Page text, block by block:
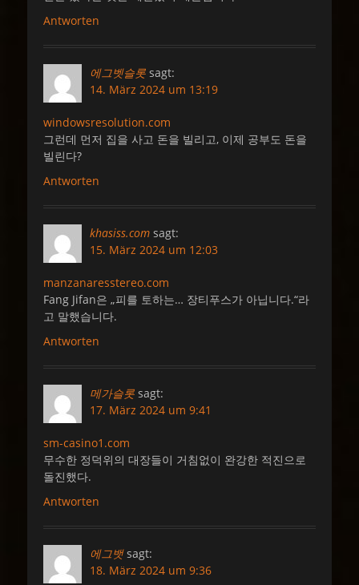
Antworten
에그벳슬롯 sagt:
14. März 2024 um 13:19
windowsresolution.com
그런데 먼저 집을 사고 돈을 빌리고, 이제 공부도 돈을
빌린다?
Antworten
khasiss.com sagt:
15. März 2024 um 12:03
manzanaresstereo.com
Fang Jifan은 „피를 토하는… 장티푸스가 아닙니다.“라
고 말했습니다.
Antworten
메가슬롯 sagt:
17. März 2024 um 9:41
sm-casino1.com
무수한 정덕위의 대장들이 거침없이 완강한 적진으로
돌진했다.
Antworten
에그뱃 sagt:
18. März 2024 um 9:36